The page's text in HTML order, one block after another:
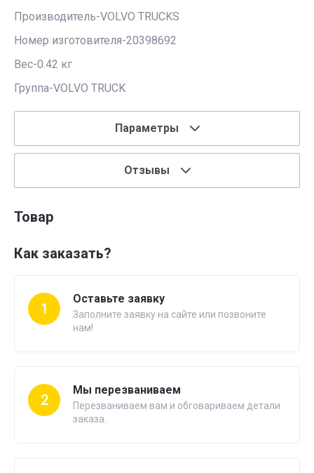
Производитель-VOLVO TRUCKS
Номер изготовителя-20398692
Вес-0.42 кг
Группа-VOLVO TRUCK
Параметры
Отзывы
Товар
Как заказать?
1
Оставьте заявку
Заполните заявку на сайте или позвоните
нам!
2
Мы перезваниваем
Перезваниваем вам и обговариваем детали
заказа.